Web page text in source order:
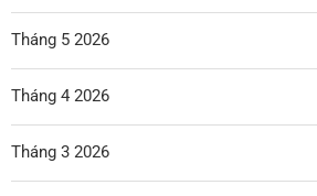
Tháng 5 2026
Tháng 4 2026
Tháng 3 2026